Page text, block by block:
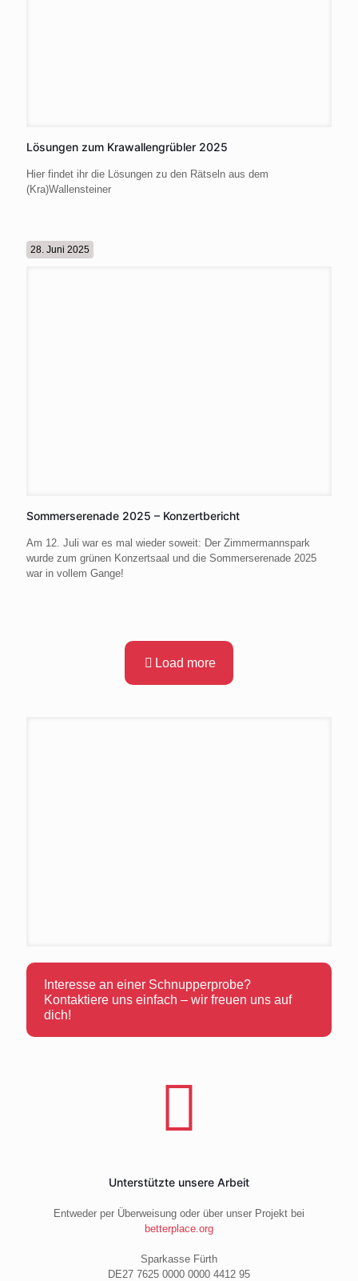
Lösungen zum Krawallengrübler 2025
Hier findet ihr die Lösungen zu den Rätseln aus dem
(Kra)Wallensteiner
28. Juni 2025
Sommerserenade 2025 – Konzertbericht
Am 12. Juli war es mal wieder soweit: Der Zimmermannspark
wurde zum grünen Konzertsaal und die Sommerserenade 2025
war in vollem Gange!
Load more
Interesse an einer Schnupperprobe?
Kontaktiere uns einfach – wir freuen uns auf
dich!
Unterstützte unsere Arbeit
Entweder per Überweisung oder über unser Projekt bei
betterplace.org
Sparkasse Fürth
DE27 7625 0000 0000 4412 95